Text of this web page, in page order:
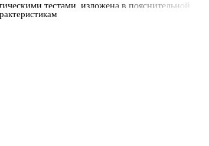
тестами, изложена в пояснительной
ко всем тестам даны ответы. Пособие составлено в
ФГОС. Издание адресовано учителям